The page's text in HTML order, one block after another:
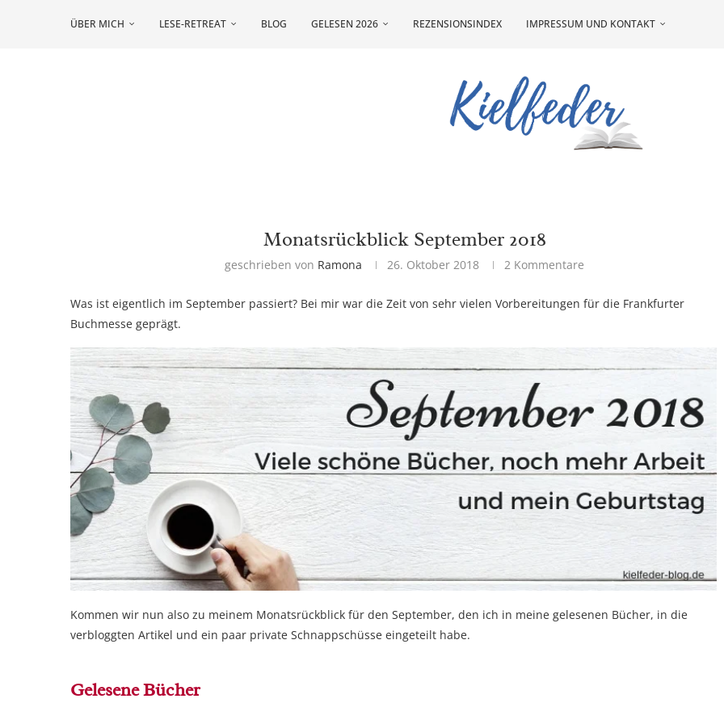
ÜBER MICH LESE-RETREAT BLOG GELESEN 2026 REZENSIONSINDEX IMPRESSUM UND KONTAKT
Monatsrückblick September 2018
geschrieben von Ramona 26. Oktober 2018 2 Kommentare
Was ist eigentlich im September passiert? Bei mir war die Zeit von sehr vielen Vorbereitungen für die Frankfurter
Buchmesse geprägt.
Kommen wir nun also zu meinem Monatsrückblick für den September, den ich in meine gelesenen Bücher, in die
verbloggten Artikel und ein paar private Schnappschüsse eingeteilt habe.
Gelesene Bücher